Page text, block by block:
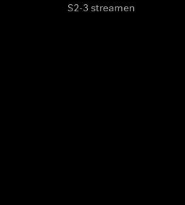
S2-3 streamen